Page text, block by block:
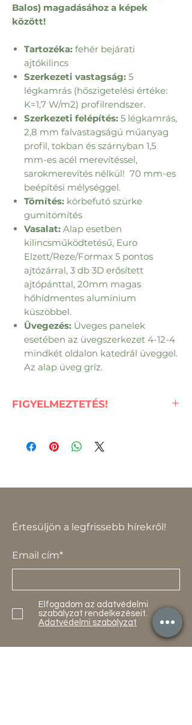
Balos) magadásához a képek
között!
Tartozéka: fehér bejárati
ajtókilincs
Szerkezeti vastagság: 5
légkamrás (hőszigetelési értéke:
K=1,7 W/m2) profilrendszer.
Szerkezeti felépítés: 5 légkamrás,
2,8 mm falvastagságú műanyag
profil, tokban és szárnyban 1,5
mm-es acél merevítéssel,
sarokmerevítés nélkül! 70 mm-es
beépítési mélységgel.
Tömítés: körbefutó szürke
gumitömítés
Vasalat: Alap esetben
kilincsműködtetésű, Euro
Elzett/Reze/Formax 5 pontos
ajtózárral, 3 db 3D erősített
ajtópánttal, 20mm magas
hőhídmentes alumínium
küszöbbel.
Üvegezés: Üveges panelek
esetében az üvegszerkezet 4-12-4
mindkét oldalon katedrál üveggel.
Az alap üveg gríz.
FIGYELMEZTETÉS!
x 208-as méret elérhető!
Értesüljön a legfrissebb hírekről!
Email cím*
Elfogadom az adatvédelmi
szabályzat rendelkezéseit.
Adatvédelmi szabályzat